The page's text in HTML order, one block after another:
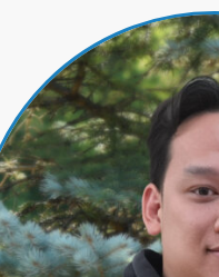
de distribution
à linge
et chariots
Élévateurs
Tireur
serveurs
Chariot
Rampe pour
Chariots